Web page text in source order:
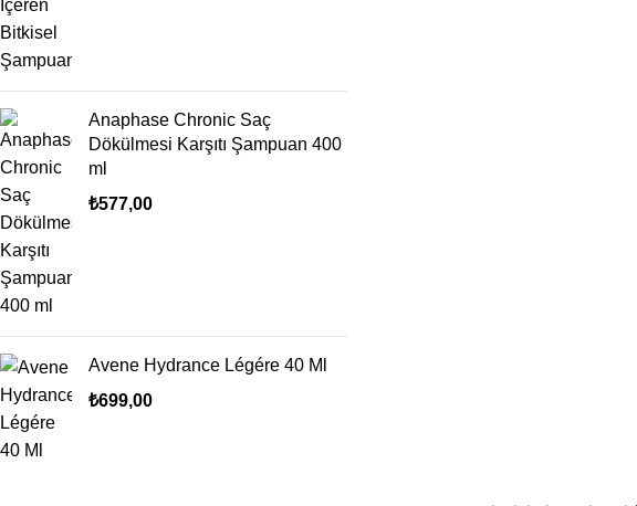
Anaphase Chronic Saç
Dökülmesi Karşıtı Şampuan 400
ml
₺577,00
Avene Hydrance Légére 40 Ml
₺699,00